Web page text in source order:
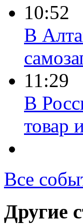
10:52
В
11:29
В
товар
Все
Другие